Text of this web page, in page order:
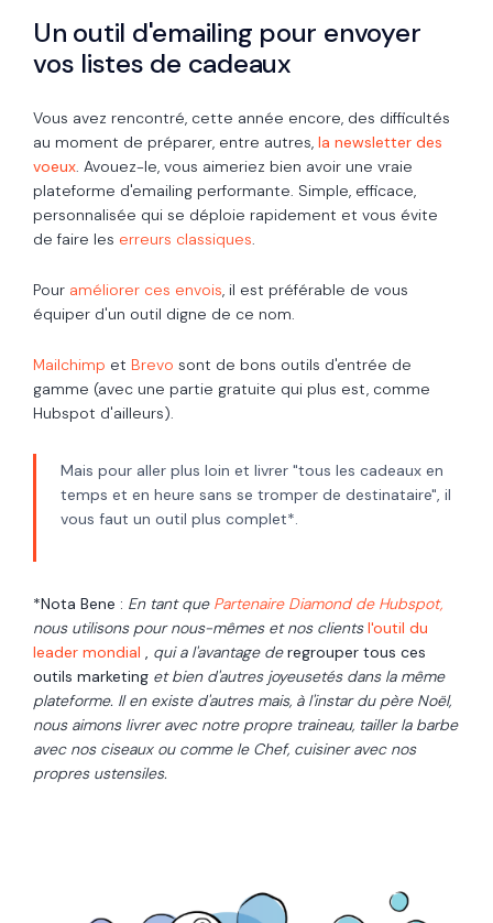
Un outil d'emailing pour envoyer
vos listes de cadeaux
Vous avez rencontré, cette année encore, des difficultés
au moment de préparer, entre autres, la newsletter des
voeux. Avouez-le, vous aimeriez bien avoir une vraie
plateforme d'emailing performante. Simple, efficace,
personnalisée qui se déploie rapidement et vous évite
de faire les erreurs classiques.
Pour améliorer ces envois, il est préférable de vous
équiper d'un outil digne de ce nom.
Mailchimp et Brevo sont de bons outils d'entrée de
gamme (avec une partie gratuite qui plus est, comme
Hubspot d'ailleurs).
Mais pour aller plus loin et livrer "tous les cadeaux en
temps et en heure sans se tromper de destinataire", il
vous faut un outil plus complet*.
*Nota Bene : En tant que Partenaire Diamond de Hubspot,
nous utilisons pour nous-mêmes et nos clientsl'outil du
leader mondial , qui a l'avantage deregrouper tous ces
outils marketing et bien d'autres joyeusetés dans la même
plateforme. Il en existe d'autres mais, à l'instar du père Noël,
nous aimons livrer avec notre propre traineau, tailler la barbe
avec nos ciseaux ou comme le Chef, cuisiner avec nos
propres ustensiles.